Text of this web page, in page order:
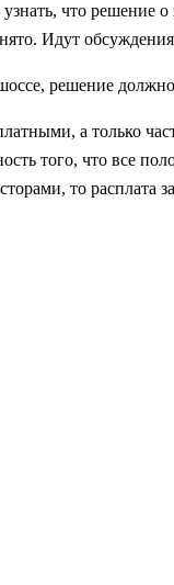
что решение
Идут
решение должно
а только
того, что все
то расплата